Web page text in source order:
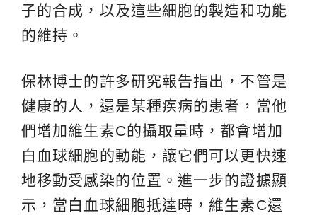
子的合成，以及這些細胞的製造和功能
的維持。
保林博士的許多研究報告指出，不管是
健康的人，還是某種疾病的患者，當他
們增加維生素C的攝取量時，都會增加
白血球細胞的動能，讓它們可以更快速
地移動受感染的位置。進一步的證據顯
示，當白血球細胞抵達時，維生素C還